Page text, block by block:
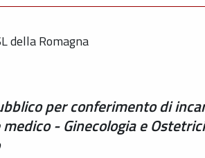
della Romagna
per conferimento di
- Ginecologia e